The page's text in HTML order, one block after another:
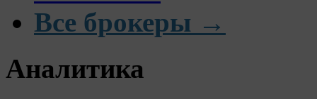
Все брокеры →
Аналитика